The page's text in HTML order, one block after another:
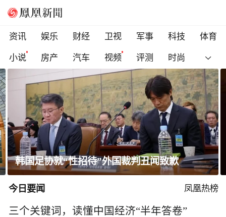
资讯 娱乐 财经 卫视 军事 科技
体育
小说
房产 汽车 视频 评测 时尚
韩国足协就“性招待”外国裁判丑闻致歉
今日要闻 凤凰热榜
三个关键词，读懂中国经济“半年答卷”